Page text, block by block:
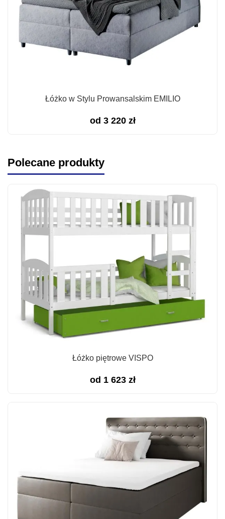
Łóżko w Stylu Prowansalskim EMILIO
od 3 220 zł
Polecane produkty
Łóżko piętrowe VISPO
od 1 623 zł